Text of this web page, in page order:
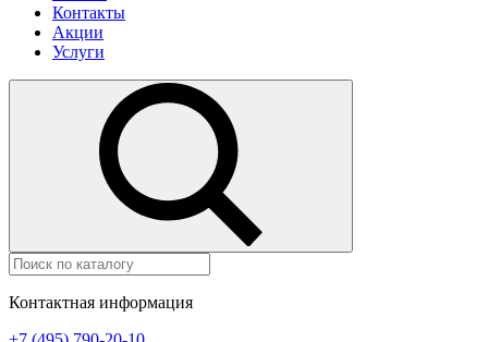
Контакты
Акции
Услуги
Контактная информация